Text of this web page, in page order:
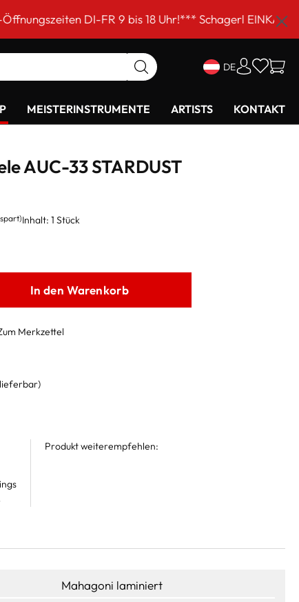
DI-FR 9 bis 18 Uhr!*** Schagerl
DE
MEISTERINSTRUMENTE ARTISTS KONTAKT
AUC-33 STARDUST
Inhalt: 1 Stück
In den Warenkorb
Merkzettel
Produkt weiterempfehlen:
Mahagoni laminiert